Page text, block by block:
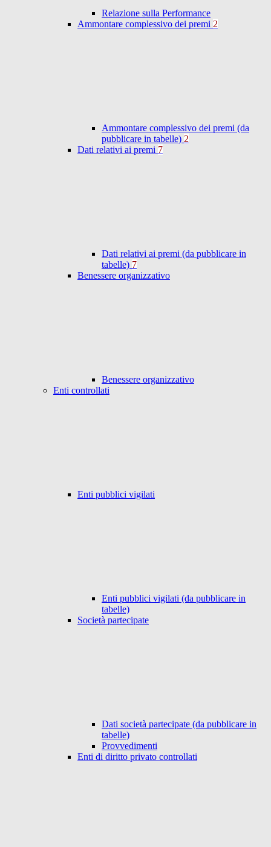
Relazione sulla Performance
Ammontare complessivo dei premi 2
Ammontare complessivo dei premi (da
pubblicare in tabelle) 2
Dati relativi ai premi 7
Dati relativi ai premi (da pubblicare in
tabelle) 7
Benessere organizzativo
Benessere organizzativo
Enti controllati
Enti pubblici vigilati
Enti pubblici vigilati (da pubblicare in
tabelle)
Società partecipate
Dati società partecipate (da pubblicare in
tabelle)
Provvedimenti
Enti di diritto privato controllati